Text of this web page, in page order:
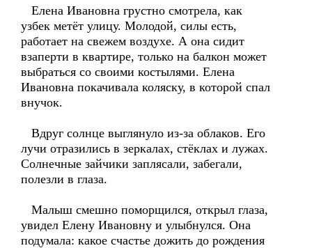
Елена Ивановна грустно смотрела, как
узбек метёт улицу. Молодой, силы есть,
работает на свежем воздухе. А она сидит
взаперти в квартире, только на балкон может
выбраться со своими костылями. Елена
Ивановна покачивала коляску, в которой спал
внучок.
Вдруг солнце выглянуло из-за облаков. Его
лучи отразились в зеркалах, стёклах и лужах.
Солнечные зайчики заплясали, забегали,
полезли в глаза.
Малыш смешно поморщился, открыл глаза,
увидел Елену Ивановну и улыбнулся. Она
подумала: какое счастье дожить до рождения